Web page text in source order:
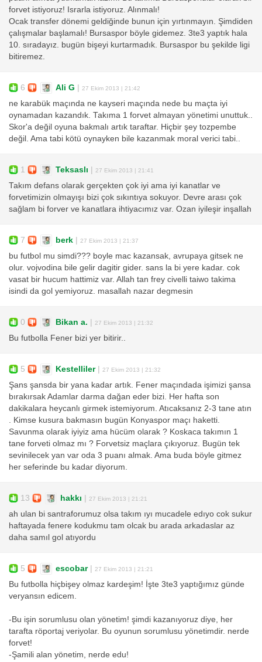
forvet istiyoruz! Israrla istiyoruz. Alınmalı!
Ocak transfer dönemi geldiğinde bunun için yırtınmayın. Şimdiden
çalışmalar başlamalı! Bursaspor böyle gidemez. 3te3 yaptık hala
10. sıradayız. bugün bişeyi kurtarmadık. Bursaspor bu şekilde ligi
bitiremez.
6 Ali G | 27 Ekim 2013 | 21:42
ne karabük maçında ne kayseri maçında nede bu maçta iyi
oynamadan kazandık. Takıma 1 forvet almayan yönetimi unuttuk..
Skor'a değil oyuna bakmalı artık taraftar. Hiçbir şey tozpembe
değil. Ama tabi kötü oynayken bile kazanmak moral verici tabi..
1 Teksaslı | 27 Ekim 2013 | 21:41
Takım defans olarak gerçekten çok iyi ama iyi kanatlar ve
forvetimizin olmayışı bizi çok sıkıntıya sokuyor. Devre arası çok
sağlam bi forver ve kanatlara ihtiyacımız var. Ozan iyileşir inşallah
7 berk | 27 Ekim 2013 | 21:37
bu futbol mu simdi??? boyle mac kazansak, avrupaya gitsek ne
olur. vojvodina bile gelir dagitir gider. sans la bi yere kadar. cok
vasat bir hucum hattimiz var. Allah tan frey civelli taiwo takima
isindi da gol yemiyoruz. masallah nazar degmesin
0 Bikan a. | 27 Ekim 2013 | 21:32
Bu futbolla Fener bizi yer bitirir..
5 Kestelliler| 27 Ekim 2013 | 21:32
Şans şansda bir yana kadar artık. Fener maçındada işimizi şansa
bırakırsak Adamlar darma dağan eder bizi. Her hafta son
dakikalara heycanlı girmek istemiyorum. Atıcaksanız 2-3 tane atın
. Kimse kusura bakmasın bugün Konyaspor maçı haketti.
Savunma olarak iyiyiz ama hücüm olarak ? Koskaca takımın 1
tane forveti olmaz mı ? Forvetsiz maçlara çıkıyoruz. Bugün tek
sevinilecek yan var oda 3 puanı almak. Ama buda böyle gitmez
her seferinde bu kadar diyorum.
13 hakkı | 27 Ekim 2013 | 21:21
ah ulan bi santraforumuz olsa takım ıyı mucadele edıyo cok sukur
haftayada fenere kodukmu tam olcak bu arada arkadaslar az
daha samıl gol atıyordu
5 escobar| 27 Ekim 2013 | 21:21
Bu futbolla hiçbişey olmaz kardeşim! İşte 3te3 yaptığımız günde
veryansın edicem.
-Bu işin sorumlusu olan yönetim! şimdi kazanıyoruz diye, her
tarafta röportaj veriyolar. Bu oyunun sorumlusu yönetimdir. nerde
forvet!
-Şamili alan yönetim, nerde edu!